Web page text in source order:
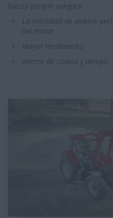
fuerza porque asegura:
La velocidad de avance
del motor
Mayor rendimiento​
Ahorro de costes y tiempo​​